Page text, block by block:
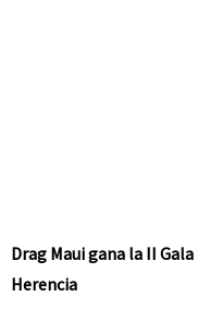
Drag Maui gana la II
Herencia